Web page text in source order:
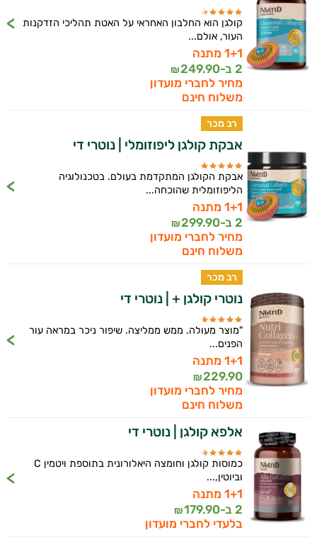
קולגן הוא החלבון האחראי על האטת תהליכי הזדקנות
העור, אולם...
1+1 מתנה
2 ב-
249.90
₪
מחיר לחברי מועדון
משלוח חינם
רב מכר
אבקת קולגן ליפוזומלי | נוטרי די
אבקת הקולגן המתקדמת בעולם. בטכנולוגיה
הליפוזומלית שהוכחה...
1+1 מתנה
2 ב-
299.90
₪
מחיר לחברי מועדון
משלוח חינם
רב מכר
נוטרי קולגן + | נוטרי די
"מוצר מעולה. ממש ממליצה. שיפור ניכר במראה עור
הפנים...
1+1 מתנה
229.90
₪
מחיר לחברי מועדון
משלוח חינם
אלפא קולגן | נוטרי די
כמוסות קולגן וחומצה היאלורונית בתוספת ויטמין C
וביוטין,...
1+1 מתנה
2 ב-
179.90
₪
בלעדי לחברי מועדון